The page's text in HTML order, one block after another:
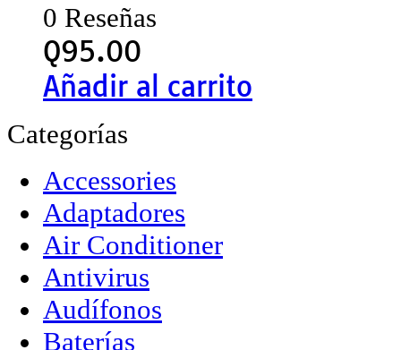
0 Reseñas
Q95.00
Añadir al carrito
Categorías
Accessories
Adaptadores
Air Conditioner
Antivirus
Audífonos
Baterías